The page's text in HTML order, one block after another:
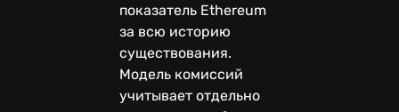
показатель Ethereum
за всю историю
существования.
Модель комиссий
учитывает отдельно